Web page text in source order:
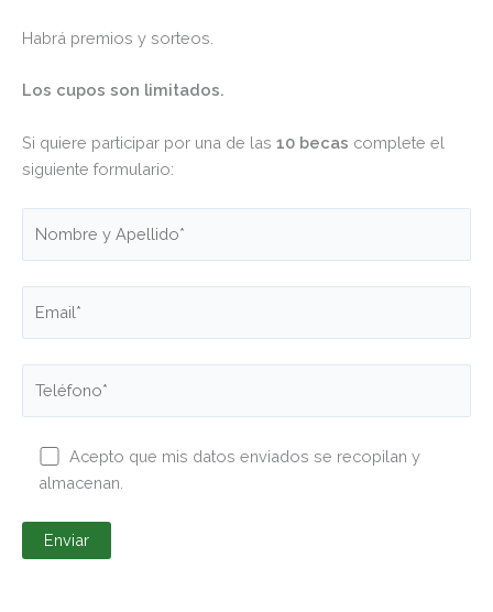
Habrá premios y sorteos.
Los cupos son limitados.
Si quiere participar por una de las 10 becas complete el
siguiente formulario:
Acepto que mis datos enviados se recopilan y
almacenan.